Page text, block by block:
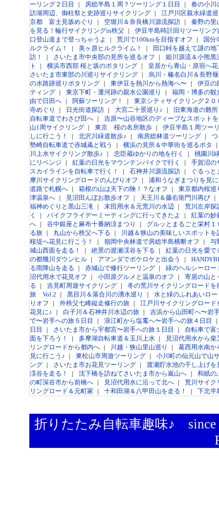
ーリング２日目
| 房総半島１周？ツーリング１日目 |
春の小川
訪湖周辺、御柱祭と史跡巡りサイクリング |
江戸川区親水緑道
京都 富士見坂めぐり
| 空堀川＆奈良橋川源流探訪 |
秦野の里
を見る！輪行サイクリングin秩父
|
伊豆半島時計回りツーリング
口登山道まで登っちゃうよ
| 荒川で100kmを目指すオフ |
国分
ルクライム！
| 美ヶ原ヒルクライム！ |
田口峠を越えて謎の
訪！
| さいたま市中央部の見所を巡るオフ |
姫川源流＆小熊黒
ト
| 横浜市西部 桜と坂のポタリング |
皇居から青山・原宿へ
さいたま市東部の川巡りサイクリング |
烏川・榛名白川＆長野
の水路跡巡りポタリング | 東伊豆を熱川から熱海へ〜 |
伊豆の
ティング | 東京下町・運河跡の親水公園巡り |
福岡・博多の観
由で日田へ | 阿蘇ツーリング！ |
東京シティサイクリング２０
寺めぐり
| 日光街道探訪 | 大宮二十景巡り♪ |
旧東海道の難
自転車道でわさび田へ |
吉原〜山谷地区のディープなスポット
山1周サイクリング | 東京 桜の名所散歩 |
伊豆半島１周ツー
しに行こう！
| 北沢川緑道散歩♪ | 南房総林道ツーリング |
勢崎自転車道で赤城颪と戦う
| 横浜の見所＆中華街を巡るポタ
|
川上水サイクリング散歩♪
| 忠臣蔵ゆかりの地を行く |
桃園川
にリベンジ
| 紅葉の日光をマウンテンバイクで行く |
手賀沼の
スカイラインを自転車で行く！
| 石神井川源流探訪 |
ぐるっ
摩川サイクリングロードのんびりオフ
|
浦和うなぎまつりを見
道路で札幌へ | 箱根の山は天下の険！？なオフ |
東京都内桜巡
津温泉へ | 見沼田んぼお散歩オフ | 天王川＆藤右衛門川再び |
福神めぐりと黒山三滝 | 末田用水＆元荒川の水辺 |
荒川左岸探
く
| バイクフライデーミーティングに行ってきたよ |
紅葉の妙
へ | 谷中銀座と麻布十番納涼まつり |
グルッとまるごと栄村
る旅 | 丸山から秩父へ下る |
川越＆狭山の美味しいスポットを
桜堤へ花見に行こう！
| 嶺岡中央林道で房総半島横断オフ |
与
城山西面を走る！
| 絶景の渡瀬渓谷を下る |
紅葉の日光を愛で
の都幾川ダウンヒル | アマンダでポケロケと出会う |
る雨降山を走る
| 赤城山で修行ツーリング |
緑のヘルシーロー
沼代用水で花見オフ
| 小田原グルメと温泉のオフ |
寄居の山と
る
| 吉見町周遊サイクリング |
冬の荒川サイクリングロードを
旅 Vol.2
| 黒目川＆落合川の湧水巡り |
水と緑のふれあいロ
りオフ
| 外秩父七峰縦走修行の旅 |
江戸川サイクリングロード
花見に♪
| 白子川＆石神井川水辺の旅 |
吉浜から山田町へ〜岩
で〜岩手への旅５日目
| 浪江町から塩竃へ〜岩手への旅４日目
|
日目
| さいたま市から宇都宮〜岩手への旅１日目 |
自転車で富
面を下ろう！
| 多摩湖自転車道＆玉川上水 |
見沼代用水から柴
リングロードから都内へ | 川越・狭山里山巡り |
葛西用水南か
見に行こう♪
| 東松山市周遊ツーリング |
小川町の仙元山で山
ング | さいたま市お花見ツーリング |
渡瀬貯水池の干し上げを
渓谷を走る！
| 沈下橋を訪ねてさいたま市から嵐山へ |
和紙の
の町深谷市から前橋へ | 見沼代用水に沿って北へ |
荒川サイク
リングロード＆元町家
| 十和田湖＆八甲田山を走る！ | 下北半
折りたたみ自転車趣味♪ since